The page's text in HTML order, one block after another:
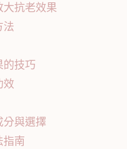
抗老效果
法
的技巧
效
與選擇
指南